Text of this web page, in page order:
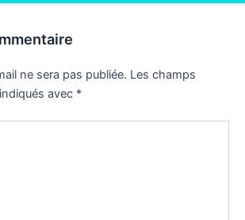
ne sera pas publiée. Les champs
avec *